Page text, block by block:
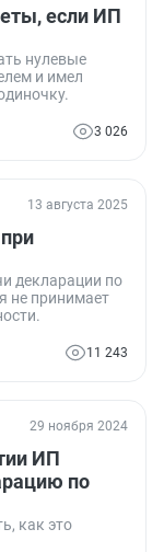
если ИП
нулевые
и имел
3 026
13 августа 2025
декларации по
не принимает
11 243
29 ноября 2024
ИП
по
как это